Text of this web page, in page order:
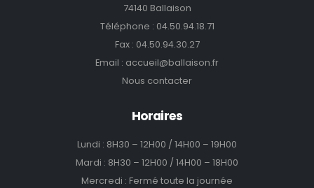
74140 Ballaison
Téléphone : 04.50.94.18.71
Fax : 04.50.94.30.27
Email : accueil@ballaison.fr
Nous contacter
Horaires
Lundi : 8H30 – 12H00 / 14H00 – 19H00
Mardi : 8H30 – 12H00 / 14H00 – 18H00
Mercredi : Fermé toute la journée